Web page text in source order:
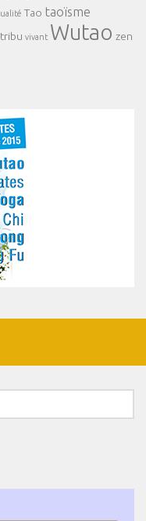
Tao taoïsme
tribu vivant Wutao zen